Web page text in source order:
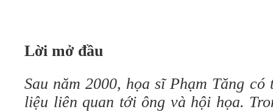
Lời mở đầu
Sau năm 2000, họa sĩ Phạm Tăng
liệu liên quan tới ông và hội họa.